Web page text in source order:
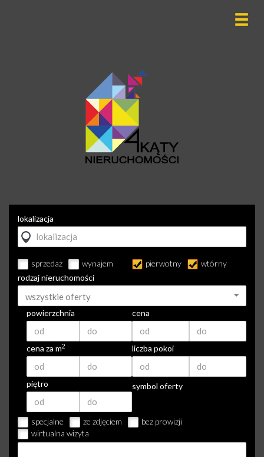
lokalizacja
sprzedaż wynajem pierwotny
wtórny
rodzaj nieruchomości
wszystkie oferty
powierzchnia cena
cena za m2 liczba pokoi
piętro
specjalne ze zdjęciem
bez prowizji
wirtualna wizyta
symbol oferty